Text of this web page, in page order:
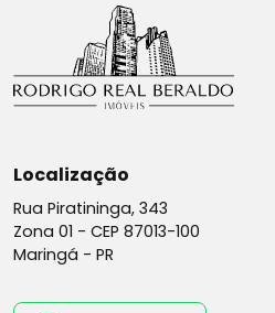
Localização
Rua Piratininga, 343
Zona 01 - CEP 87013-100
Maringá - PR